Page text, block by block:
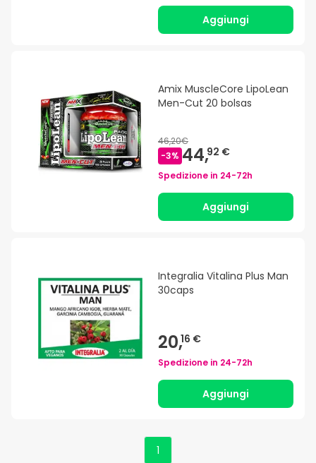
Aggiungi
Amix MuscleCore LipoLean
Men-Cut 20 bolsas
46,20€
-3% 44,92 €
Spedizione in 24-72h
Aggiungi
Integralia Vitalina Plus Man
30caps
20,16 €
Spedizione in 24-72h
Aggiungi
1